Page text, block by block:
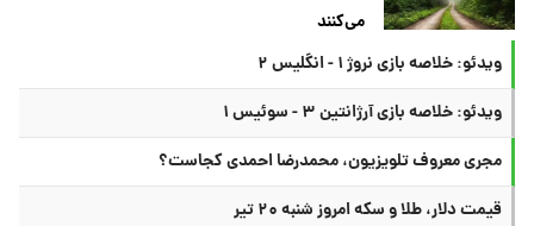
می‌کنند
ویدئو: خلاصه بازی نروژ ۱ - انگلیس ۲
ویدئو: خلاصه بازی آرژانتین ۳ - سوئیس ۱
مجری معروف تلویزیون، محمدرضا احمدی کجاست؟
قیمت دلار، طلا و سکه امروز شنبه ۲۰ تیر